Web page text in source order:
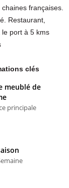
françaises.
Restaurant,
port à 5 kms
mois
clés
meublé de
principale